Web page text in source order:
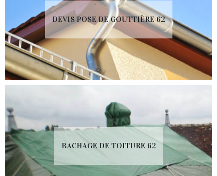
DEVIS POSE DE GOUTTIÈRE 62
BACHAGE DE TOITURE 62